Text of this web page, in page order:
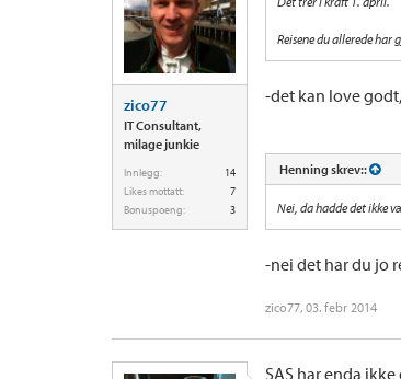
zico77
IT Consultant,
milage junkie
Innlegg:
14
Likes mottatt:
7
Bonuspoeng:
3
Reisene du allerede
-det kan love
Henning skrev::
Nei, da hadde det ikke
-nei det har du jo
zico77, 03. febr 2014
SAS har enda